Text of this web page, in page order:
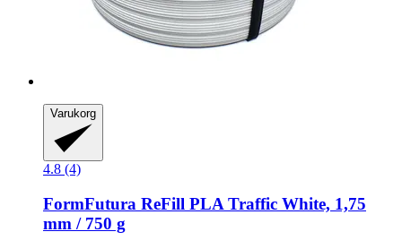
Varukorg
4.8 (4)
FormFutura ReFill PLA Traffic White, 1,75
mm / 750 g